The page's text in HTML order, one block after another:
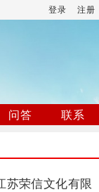
登录 注册
问答
联系
苏荣信文化有限